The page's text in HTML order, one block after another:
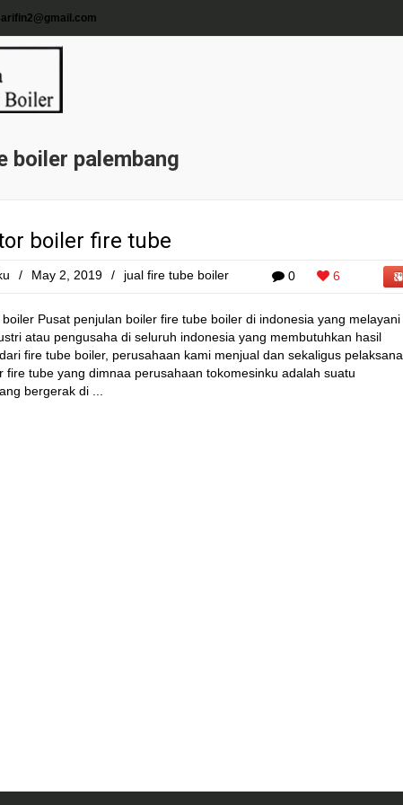
boiler palembang
boiler fire tube
0 6
/ May 2, 2019 / jual fire tube boiler
Pusat penjulan boiler fire tube boiler di indonesia yang melayani
atau pengusaha di seluruh indonesia yang membutuhkan hasil
fire tube boiler, perusahaan kami menjual dan sekaligus pelaksana
fire tube yang dimnaa perusahaan tokomesinku adalah suatu
bergerak di ...